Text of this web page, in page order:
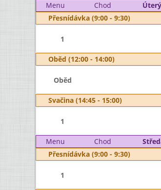
Menu Chod
Přesnídávka (9:00 - 9:30)
1
Oběd (12:00 - 14:00)
Oběd
Svačina (14:45 - 15:00)
1
Menu Chod
Přesnídávka (9:00 - 9:30)
1